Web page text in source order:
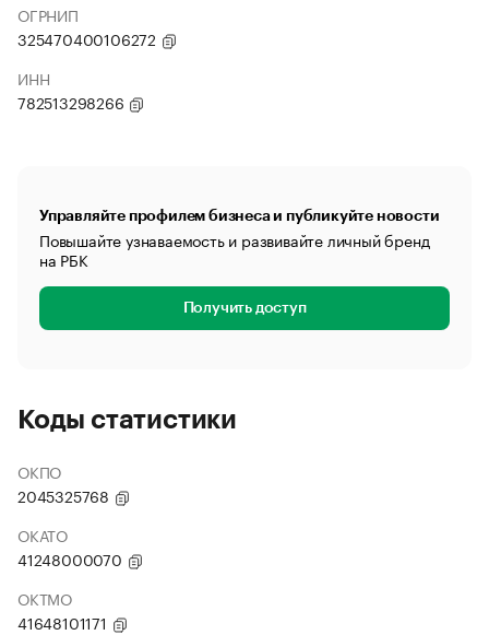
ОГРНИП
325470400106272
ИНН
782513298266
Управляйте профилем бизнеса и публикуйте новости
Повышайте узнаваемость и развивайте личный бренд
на РБК
Получить доступ
Коды статистики
ОКПО
2045325768
ОКАТО
41248000070
ОКТМО
41648101171